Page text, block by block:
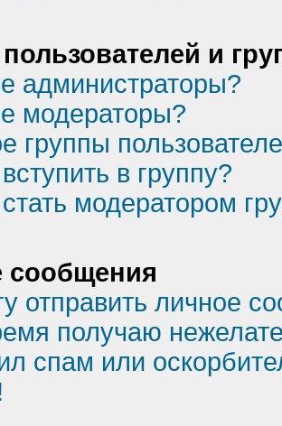
и
администраторы?
модераторы?
группы
в группу?
модератором
отправить личное
получаю
спам или